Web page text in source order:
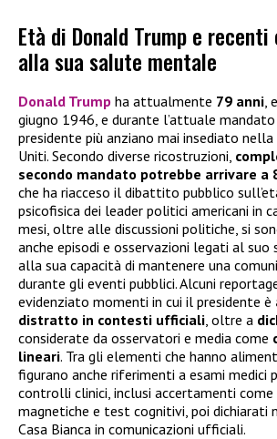
Età di Donald Trump e
alla sua salute mentale
Donald Trump ha attualmente 79 anni
giugno 1946, e durante l’attuale
presidente più anziano mai insediato
Uniti. Secondo diverse ricostruzioni,
secondo mandato potrebbe arrivare a
che ha riacceso il dibattito pubblico
psicofisica dei leader politici americani in
mesi, oltre alle discussioni politiche, si
anche episodi e osservazioni legati al
alla sua capacità di mantenere una
durante gli eventi pubblici. Alcuni
evidenziato momenti in cui il presidente è
distratto in contesti ufficiali , oltre a
considerate da osservatori e media come
lineari. Tra gli elementi che hanno
figurano anche riferimenti a esami medici
controlli clinici, inclusi accertamenti come
magnetiche e test cognitivi, poi dichiarati
Casa Bianca in comunicazioni ufficiali.